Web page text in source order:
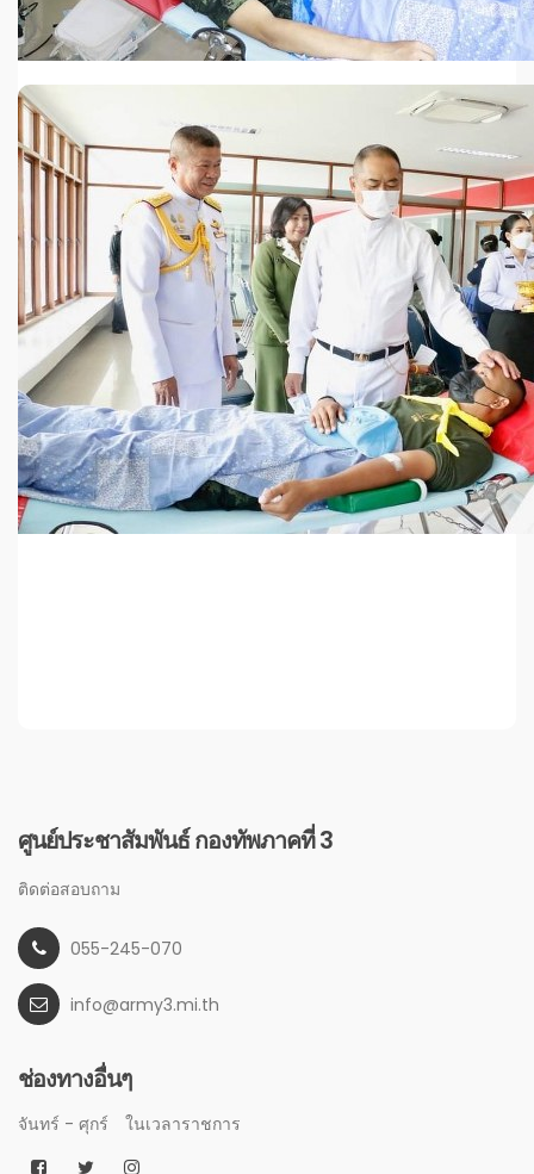
ศูนย์ประชาสัมพันธ์ กองทัพภาคที่ 3
ติดต่อสอบถาม
055-245-070
info@army3.mi.th
ช่องทางอื่นๆ
จันทร์ - ศุกร์ ในเวลาราชการ